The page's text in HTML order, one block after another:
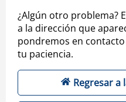
¿Algún otro problema?
a la dirección que
pondremos en
tu paciencia.
Regresar a